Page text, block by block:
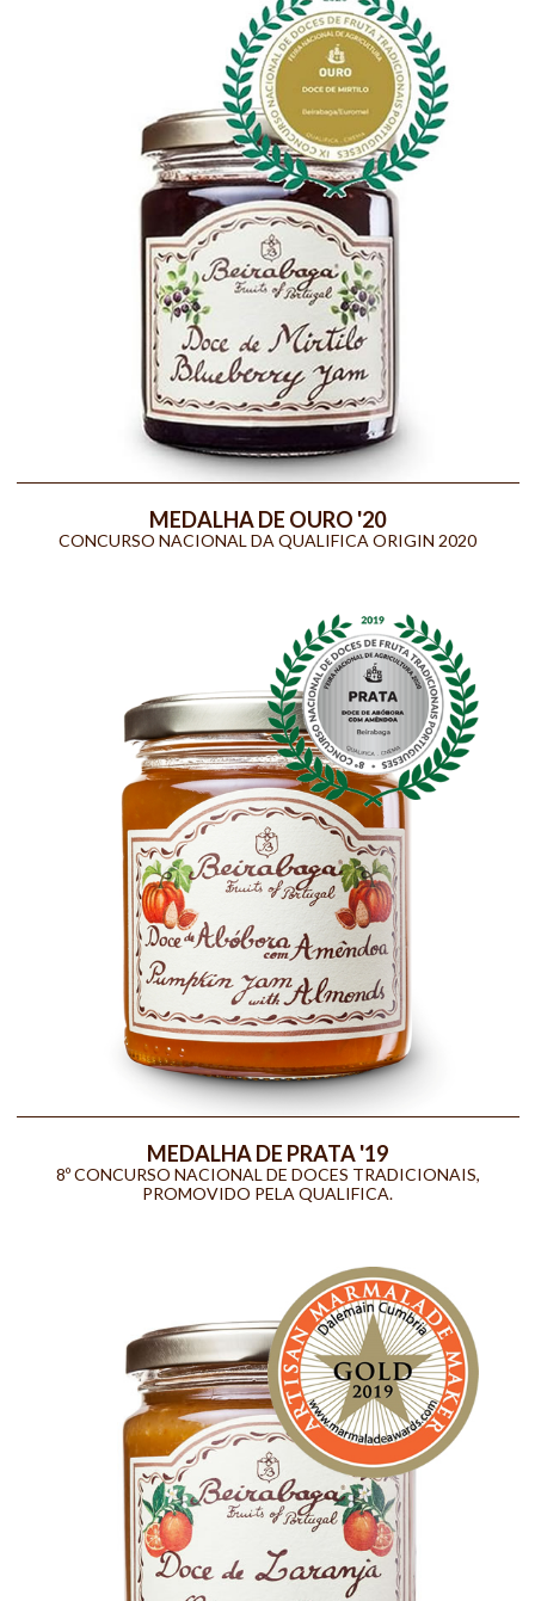
MEDALHA DE OURO '20
CONCURSO NACIONAL DA QUALIFICA ORIGIN 2020
MEDALHA DE PRATA '19
8º CONCURSO NACIONAL DE DOCES TRADICIONAIS,
PROMOVIDO PELA QUALIFICA.